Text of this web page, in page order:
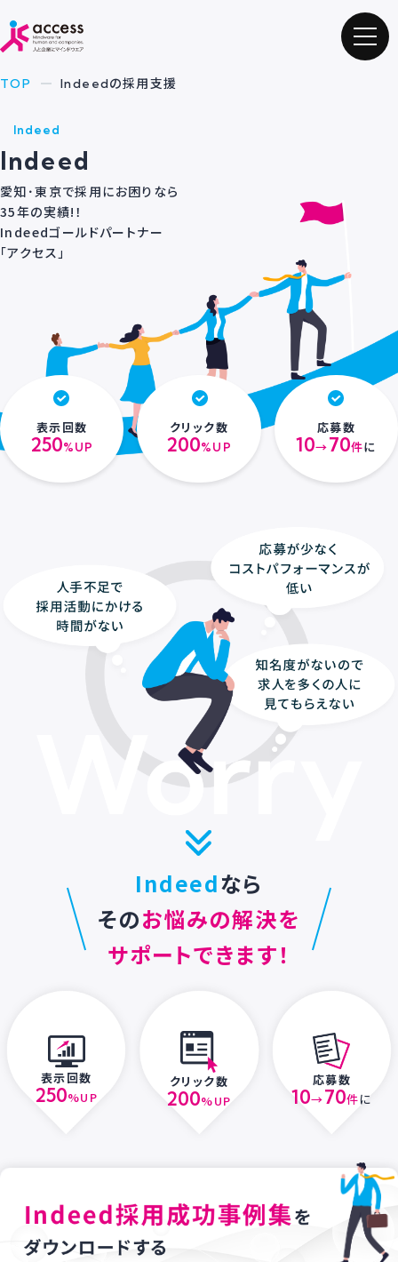
TOP Indeedの採用支援
Indeed
Indeed
愛知･東京で採用にお困りなら
35年の実績!！
Indeedゴールドパートナー
「アクセス」
表示回数
250%UP
クリック数
200%UP
応募数
10→70件に
Indeedなら
そのお悩みの解決を
サポートできます！
表示回数
250%UP
クリック数
200%UP
応募数
10→70件に